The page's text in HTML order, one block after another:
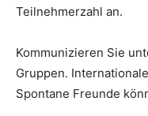
Teilnehmerzahl an.
Kommunizieren Sie
Gruppen. Internationale
Spontane Freunde